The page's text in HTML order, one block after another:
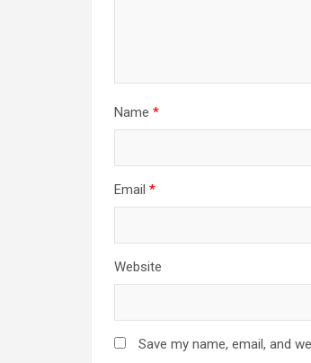
Name *
Email *
Website
Save my name, email, and